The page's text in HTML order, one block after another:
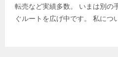
転売など実績多数。 いまは別の
ぐルートを広げ中です。 私につ